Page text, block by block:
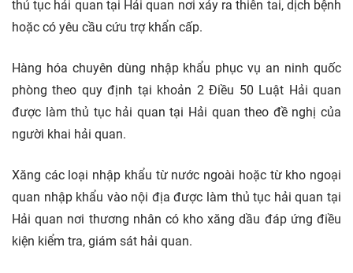
thủ tục hải quan tại Hải quan nơi xảy ra thiên tai, dịch bệnh
hoặc có yêu cầu cứu trợ khẩn cấp.
Hàng hóa chuyên dùng nhập khẩu phục vụ an ninh quốc
phòng theo quy định tại khoản 2 Điều 50 Luật Hải quan
được làm thủ tục hải quan tại Hải quan theo đề nghị của
người khai hải quan.
Xăng các loại nhập khẩu từ nước ngoài hoặc từ kho ngoại
quan nhập khẩu vào nội địa được làm thủ tục hải quan tại
Hải quan nơi thương nhân có kho xăng dầu đáp ứng điều
kiện kiểm tra, giám sát hải quan.